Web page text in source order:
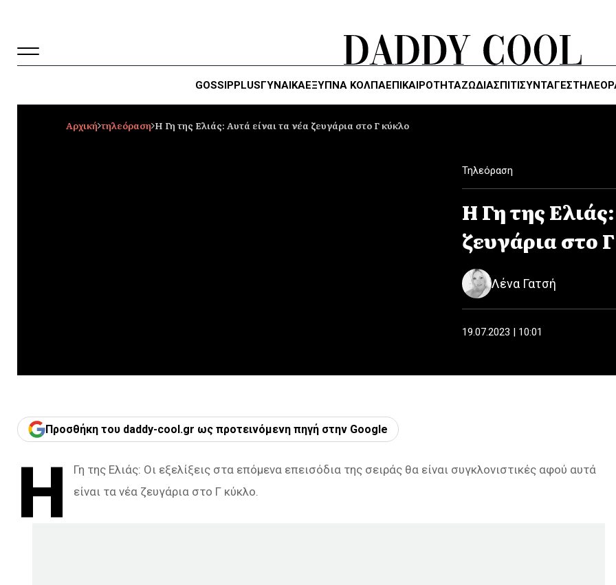
GOSSIPPLUSΓΥΝΑΙΚΑΈΞΥΠΝΑ ΚΌΛΠΑΕΠΙΚΑΙΡΟΤΗΤΑΖΏΔΙΑΣΠΙΤΙΣΥΝΤΑΓΕΣ
Αρχική τηλεόραση Η Γη της Ελιάς: Αυτά είναι τα νέα ζευγάρια στο Γ κύκλο
Τηλεόραση
Η Γη της
ζευγάρια στο
Λένα Γατσή
19.07.2023 | 10:01
Προσθήκη του daddy-cool.gr ως προτεινόμενη πηγή στην Google
Η
Γη της Ελιάς: Οι εξελίξεις στα επόμενα επεισόδια της σειράς θα είναι συγκλονιστικές αφού αυτά
είναι τα νέα ζευγάρια στο Γ κύκλο.